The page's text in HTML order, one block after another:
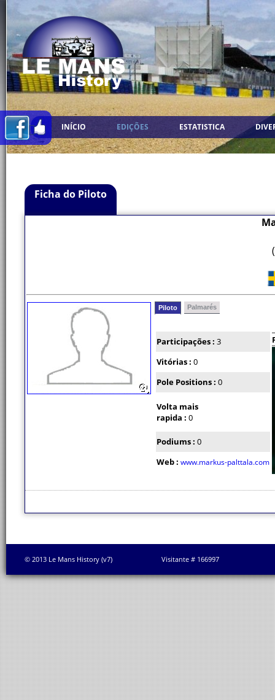
INÍCIO EDIÇÕES ESTATISTICA
Ficha do Piloto
Piloto Palmarés
Participações : 3
Vitórias : 0
Pole Positions : 0
Volta mais
rapida : 0
Podiums : 0
Web : www.markus-palttala.com
© 2013 Le Mans History (v7) Visitante # 166997